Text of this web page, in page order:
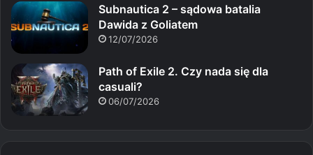
Subnautica 2 – sądowa batalia
Dawida z Goliatem
12/07/2026
Path of Exile 2. Czy nada się dla
casuali?
06/07/2026